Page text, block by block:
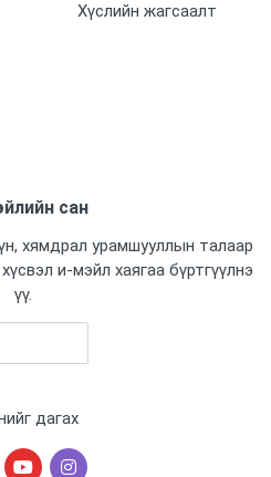
Хүслийн жагсаалт
сан
хямдрал урамшууллын талаар
и-мэйл хаягаа бүртгүүлнэ
үү.
дагах